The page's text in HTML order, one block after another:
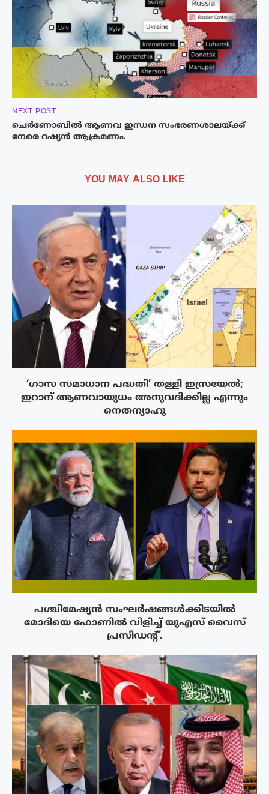
NEXT POST
ചെർണോബിൽ ആണവ ഇന്ധന സംഭരണശാലയ്ക്ക്
നേരെ റഷ്യൻ ആക്രമണം.
YOU MAY ALSO LIKE
‘ഗാസ സമാധാന പദ്ധതി’ തള്ളി ഇസ്രയേൽ;
ഇറാന് ആണവായുധം അനുവദിക്കില്ല എന്നും
നെതന്യാഹു
പശ്ചിമേഷ്യന്‍ സംഘര്‍ഷങ്ങള്‍ക്കിടയിൽ
മോദിയെ ഫോണില്‍ വിളിച്ച് യുഎസ് വൈസ്
പ്രസിഡന്റ്.